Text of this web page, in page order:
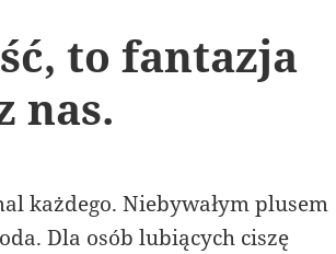
to fantazja
nas.
każdego. Niebywałym plusem
Dla osób lubiących ciszę